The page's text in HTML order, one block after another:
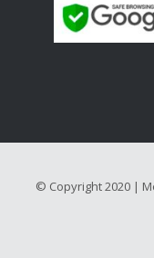
© Copyright 2020 |